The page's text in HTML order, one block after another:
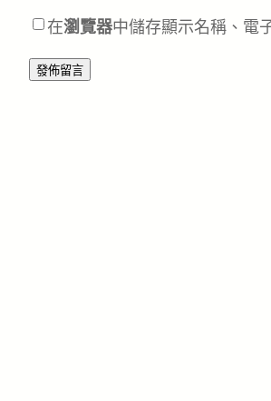
在瀏覽器中儲存顯示名稱、電